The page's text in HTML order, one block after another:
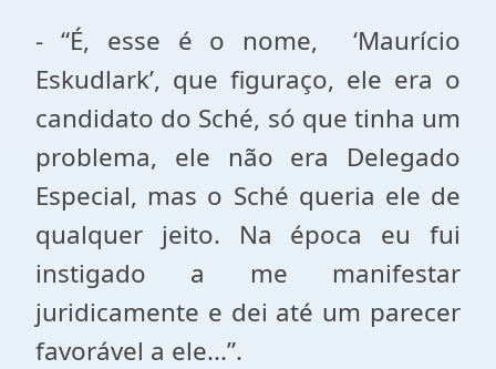
- “É, esse é o nome, ‘Maurício
Eskudlark’, que figuraço, ele era o
candidato do Sché, só que tinha um
problema, ele não era Delegado
Especial, mas o Sché queria ele de
qualquer jeito. Na época eu fui
instigado a me manifestar
juridicamente e dei até um parecer
favorável a ele...”.